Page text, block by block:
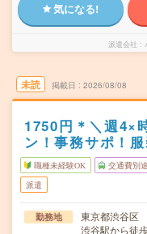
気になる!
派遣会社
未読 掲載日 2026/08/08
1750円＊＼週4×
ン！事務サポ！
職種未経験OK 交通費別
派遣
勤務地
東京都渋谷区
渋谷駅から徒